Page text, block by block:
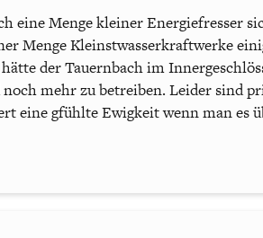
eine Menge kleiner Energiefresser
Menge Kleinstwasserkraftwerke
der Tauernbach im
mehr zu betreiben. Leider sind
eine gfühlte Ewigkeit wenn man es